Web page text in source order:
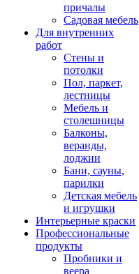
причалы
Садовая мебель
Для внутренних
работ
Стены и
потолки
Пол, паркет,
лестницы
Мебель и
столешницы
Балконы,
веранды,
лоджии
Бани, сауны,
парилки
Детская мебель
и игрушки
Интерьерные краски
Профессиональные
продукты
Пробники и
веера